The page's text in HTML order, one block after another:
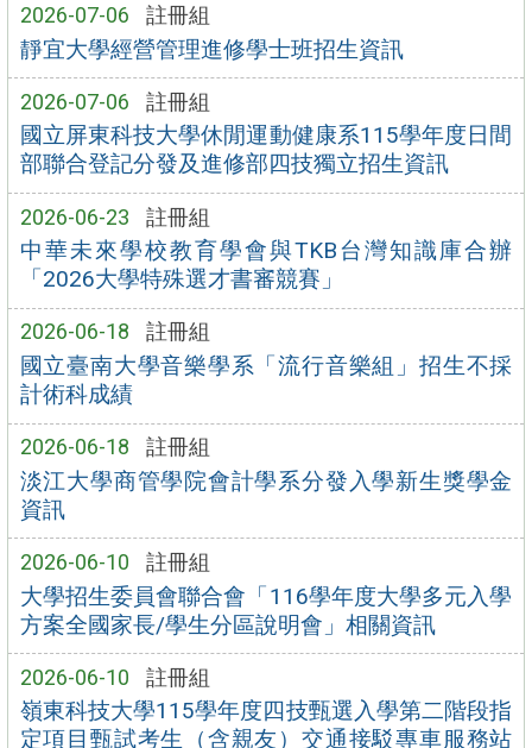
2026-07-06 註冊組
靜宜大學經營管理進修學士班招生資訊
2026-07-06 註冊組
國立屏東科技大學休閒運動健康系115學年度日間
部聯合登記分發及進修部四技獨立招生資訊
2026-06-23 註冊組
中華未來學校教育學會與TKB台灣知識庫合辦
「2026大學特殊選才書審競賽」
2026-06-18 註冊組
國立臺南大學音樂學系「流行音樂組」招生不採
計術科成績
2026-06-18 註冊組
淡江大學商管學院會計學系分發入學新生獎學金
資訊
2026-06-10 註冊組
大學招生委員會聯合會「116學年度大學多元入學
方案全國家長/學生分區說明會」相關資訊
2026-06-10 註冊組
嶺東科技大學115學年度四技甄選入學第二階段指
定項目甄試考生（含親友）交通接駁專車服務站